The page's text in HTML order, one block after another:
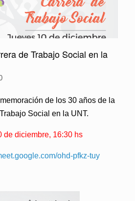
de Trabajo Social en la
de los 30 años de la
Social en la UNT.
de diciembre, 16:30 hs
ohd-pfkz-tuy